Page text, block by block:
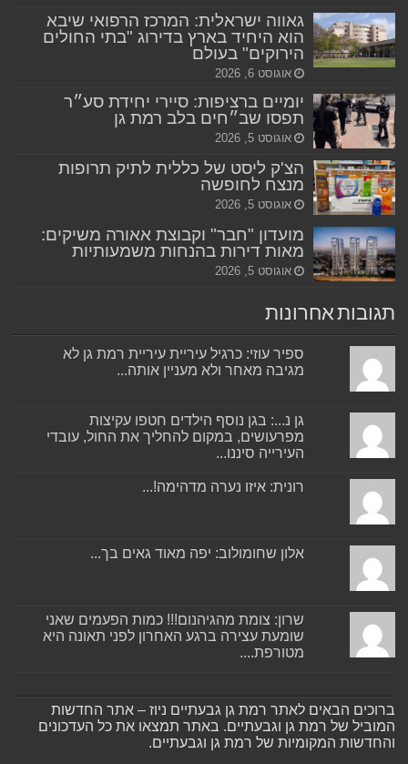
גאווה ישראלית: המרכז הרפואי שיבא
הוא היחיד בארץ בדירוג "בתי החולים
הירוקים" בעולם
אוגוסט 6, 2026
יומיים ברציפות: סיירי יחידת סע״ר
תפסו שב״חים בלב רמת גן
אוגוסט 5, 2026
הצ'ק ליסט של כללית לתיק תרופות
מנצח לחופשה
אוגוסט 5, 2026
מועדון "חבר" וקבוצת אאורה משיקים:
מאות דירות בהנחות משמעותיות
אוגוסט 5, 2026
תגובות אחרונות
ספיר עוזי: כרגיל עיריית עיריית רמת גן לא
מגיבה מאחר ולא מעניין אותה...
גן נ...: בגן נוסף הילדים חטפו עקיצות
מפרעושים, במקום להחליך את החול, עובדי
העירייה סיננו...
רונית: איזו נערה מדהימה!...
אלון שחומולוב: יפה מאוד גאים בך...
שרון: צומת מהגיהנום!!! כמות הפעמים שאני
שומעת עצירה ברגע האחרון לפני תאונה היא
מטורפת....
ברוכים הבאים לאתר רמת גן גבעתיים ניוז – אתר החדשות
המוביל של רמת גן וגבעתיים. באתר תמצאו את כל העדכונים
והחדשות המקומיות של רמת גן וגבעתיים.